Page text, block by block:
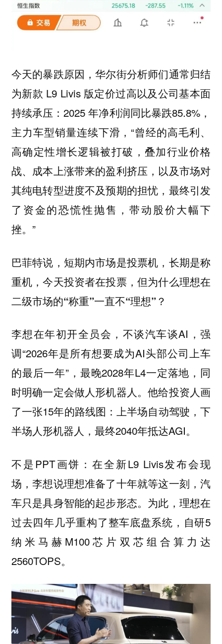
今天的暴跌原因，华尔街分析师们通常归结
为新款 L9 Livis 版定价过高以及公司基本面
持续承压：2025 年净利润同比暴跌85.8%，
主力车型销量连续下滑，“曾经的高毛利、
高确定性增长逻辑被打破，叠加行业价格
战、成本上涨带来的盈利挤压，以及市场对
其纯电转型进度不及预期的担忧，最终引发
了资金的恐慌性抛售，带动股价大幅下
挫。”
巴菲特说，短期内市场是投票机，长期是称
重机，今天投资者在投票，但为什么理想在
二级市场的“称重”一直不“理想”？
李想在年初开全员会，不谈汽车谈AI，强
调“2026年是所有想要成为AI头部公司上车
的最后一年”，最晚2028年L4一定落地，同
时明确一定会做人形机器人。他给投资人画
了一张15年的路线图：上半场自动驾驶，下
半场人形机器人，最终2040年抵达AGI。
不是PPT画饼：在全新L9 Livis发布会现
场，李想说理想准备了十年就等这一刻，汽
车只是具身智能的起步形态。为此，理想在
过去四年几乎重构了整车底盘系统，自研5
纳米马赫M100芯片双芯组合算力达
2560TOPS。